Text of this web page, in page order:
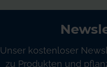
Unser kostenloser
zu Produkten und